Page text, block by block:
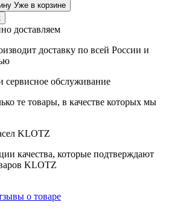
Уже в корзине
доставляем
доставку по всей России и
сервисное обслуживание
те товары, в качестве которых мы
KLOTZ
качества, которые подтверждают
KLOTZ
о товаре